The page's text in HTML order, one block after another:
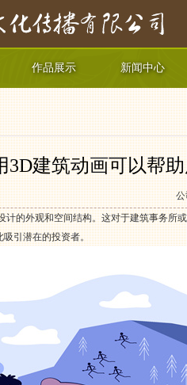
作品展示 新闻中心
3D建筑动画可以帮
公
计的外观和空间结构。这对于建筑事务
吸引潜在的投资者。